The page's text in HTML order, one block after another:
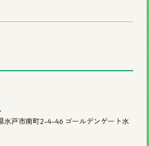
戸市南町2-4-46 ゴールデンゲート水